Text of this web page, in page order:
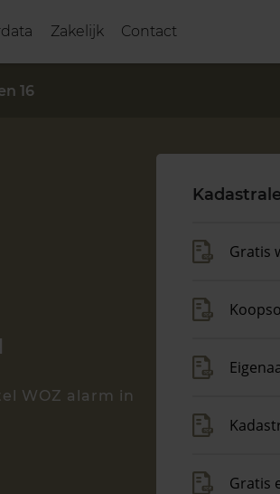
Zakelijk Contact
16
WOZ alarm in
Gratis
Gratis